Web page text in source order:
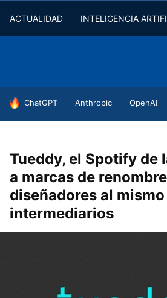
ACTUALIDAD INTELIGENCIA
HOY SE HABLA DE
ChatGPT Anthropic OpenAI
Tueddy, el Spotify de
a marcas de
diseñadores al
intermediarios